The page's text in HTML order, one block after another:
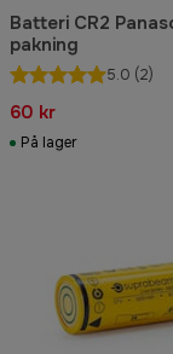
Batteri CR2
pakning
5.0 (2)
60 kr
På lager